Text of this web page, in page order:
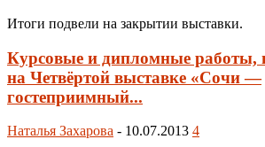
Итоги подвели на закрытии выставки.
Курсовые и дипломные работы,
на Четвёртой выставке «Сочи —
гостеприимный...
Наталья Захарова - 10.07.2013 4